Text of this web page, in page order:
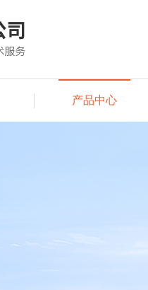
产品中心